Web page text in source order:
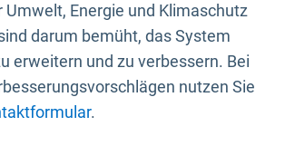
Energie und Klimaschutz
darum bemüht, das System
erweitern und zu verbessern. Bei
nutzen Sie
.